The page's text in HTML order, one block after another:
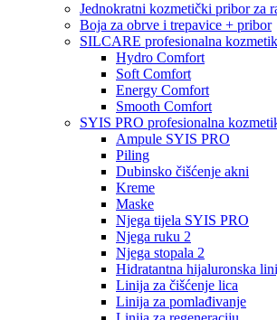
Jednokratni kozmetički pribor za
Boja za obrve i trepavice + pribor
SILCARE profesionalna
Hydro Comfort
Soft Comfort
Energy Comfort
Smooth Comfort
SYIS PRO profesionalna
Ampule SYIS PRO
Piling
Dubinsko čišćenje akni
Kreme
Maske
Njega tijela SYIS PRO
Njega ruku 2
Njega stopala 2
Hidratantna hijaluronska
Linija za čišćenje lica
Linija za pomlađivanje